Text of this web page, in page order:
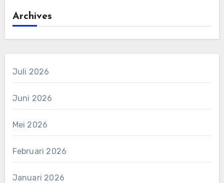
Archives
Juli 2026
Juni 2026
Mei 2026
Februari 2026
Januari 2026